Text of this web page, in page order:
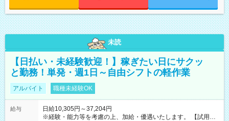
未読
【日払い・未経験歓迎！】稼ぎたい日にサクッ
と勤務！単発・週1日～自由シフトの軽作業
アルバイト 職種未経験OK
給与
日給10,305円～37,204円
※経験・能力等を考慮の上、加給・優遇いたします。 【試用期